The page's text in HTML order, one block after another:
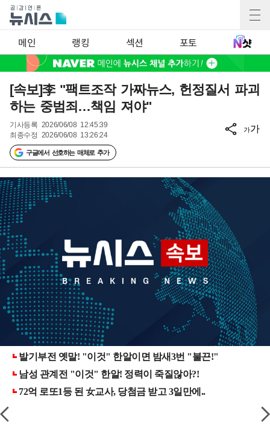
메인 랭킹 섹션 포토
[속보]李 "팩트조작 가짜뉴스, 헌정질서 파괴
하는 중범죄…책임 져야"
기사등록 2026/06/08 12:45:39
최종수정 2026/06/08 13:26:24
구글에서 선호하는 매체로 추가
가가